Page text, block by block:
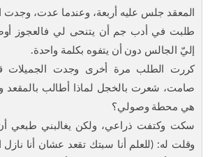
المعقد جلس عليه أربعة، وعندما عدت، وجدت
طلبت في أدب جم أن يتنحى لي فالعجوز
إليّ الجالس دون أن يتفوه بكلمة واحدة.
كررت الطلب مرة أخرى وجدت الجميلات قد
صامت، شعرت بالخجل لماذا أطالب بالمقعد
هي محطة وصولي؟
سكت وكتفت ذراعي، ولكن يغالبني طبعي
وقلت له: (للعلم أنا سبتك تقعد عشان أنا نازل